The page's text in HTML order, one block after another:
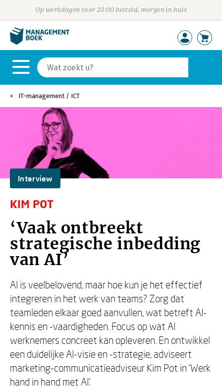
Op werkdagen voor 23:00 besteld, morgen in huis
IT-management / ICT
Interview
KIM POT
‘Vaak ontbreekt
strategische inbedding
van AI’
AI is veelbelovend, maar hoe kun je het effectief
integreren in het werk van teams? Zorg dat
teamleden elkaar goed aanvullen, wat betreft AI-
kennis en -vaardigheden. Focus op wat AI
werknemers concreet kan opleveren. En ontwikkel
een duidelijke AI-visie en -strategie, adviseert
marketing-communicatieadviseur Kim Pot in ‘Werk
hand in hand met AI’.